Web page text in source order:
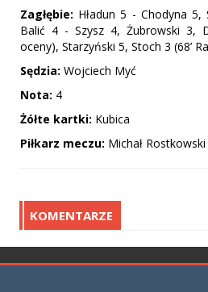
Zagłębie: Hładun 5 - Chodyna
Balić 4 - Szysz 4, Żubrowski 3,
oceny), Starzyński 5, Stoch 3 (68’
Sędzia: Wojciech Myć
Nota: 4
Żółte kartki: Kubica
Piłkarz meczu: Michał Rostkowski
KOMENTARZE